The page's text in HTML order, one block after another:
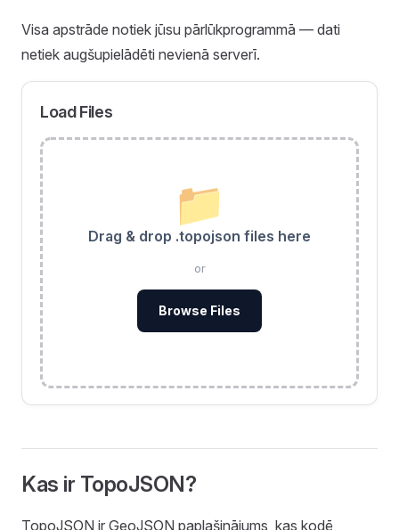
Visa apstrāde notiek jūsu pārlūkprogrammā — dati
netiek augšupielādēti nevienā serverī.
Load Files
📁
Drag & drop .topojson files here
or
Browse Files
Kas ir TopoJSON?
TopoJSON ir GeoJSON paplašinājums, kas kodē